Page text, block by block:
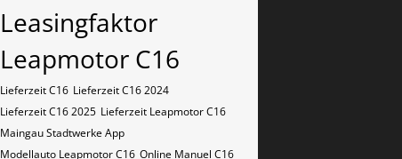
Leasingfaktor
Leapmotor C16
Lieferzeit C16 Lieferzeit C16 2024
Lieferzeit C16 2025 Lieferzeit Leapmotor C16
Maingau Stadtwerke App
Modellauto Leapmotor C16 Online Manuel C16